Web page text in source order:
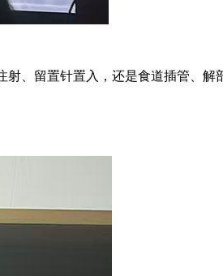
、留置针置入，还是食道插管、解